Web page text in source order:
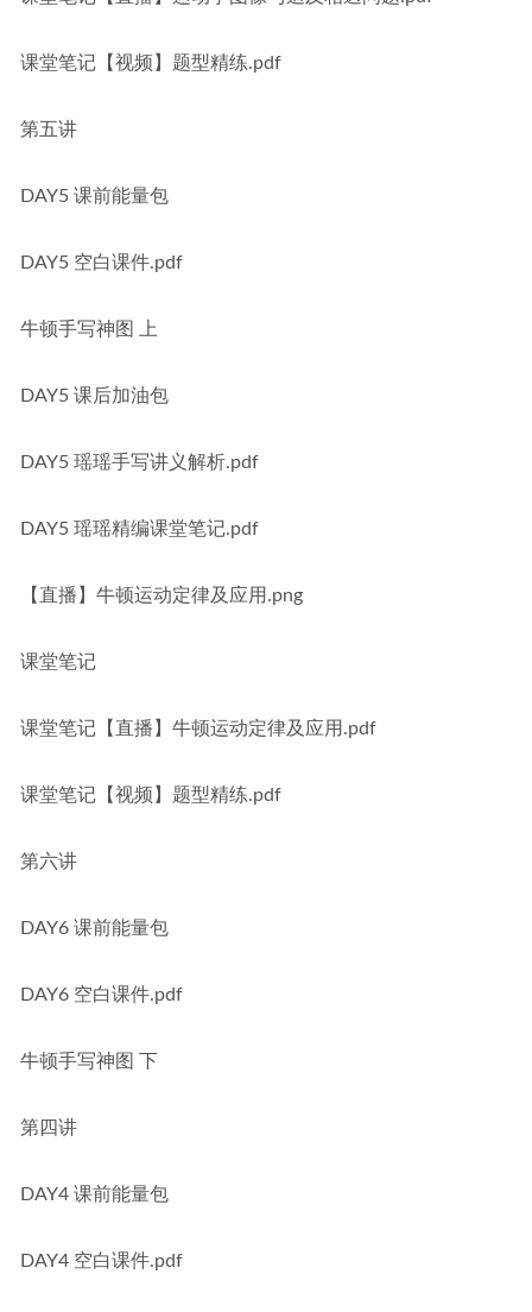
课堂笔记【视频】题型精练.pdf
第五讲
DAY5 课前能量包
DAY5 空白课件.pdf
牛顿手写神图 上
DAY5 课后加油包
DAY5 瑶瑶手写讲义解析.pdf
DAY5 瑶瑶精编课堂笔记.pdf
【直播】牛顿运动定律及应用.png
课堂笔记
课堂笔记【直播】牛顿运动定律及应用.pdf
课堂笔记【视频】题型精练.pdf
第六讲
DAY6 课前能量包
DAY6 空白课件.pdf
牛顿手写神图 下
第四讲
DAY4 课前能量包
DAY4 空白课件.pdf